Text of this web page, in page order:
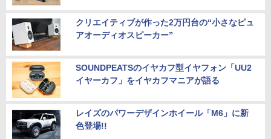
クリエイティブが作った2万円台の“小さなピュ
アオーディオスピーカー”
SOUNDPEATSのイヤカフ型イヤフォン「UU2
イヤーカフ」をイヤカフマニアが語る
レイズのパワーデザインホイール「M6」に新
色登場!!